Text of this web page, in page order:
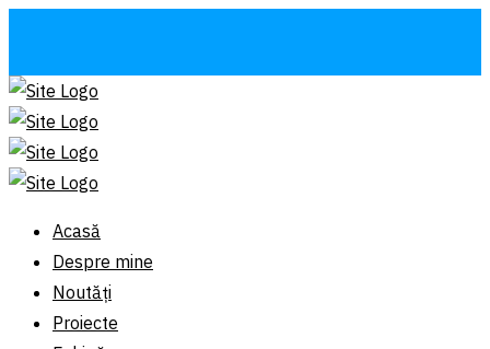
Acasă
Despre mine
Noutăți
Proiecte